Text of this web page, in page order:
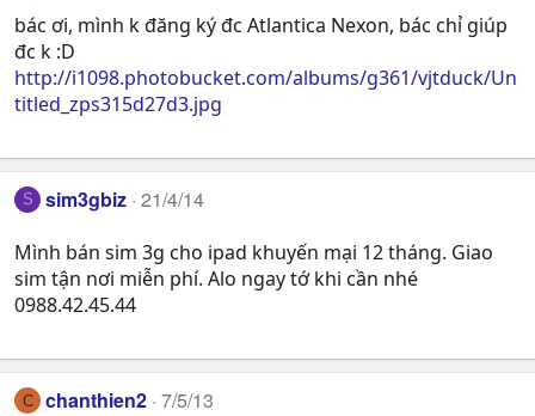
bác ơi, mình k đăng ký đc Atlantica Nexon, bác chỉ giúp
đc k :D
http://i1098.photobucket.com/albums/g361/vjtduck/Un
titled_zps315d27d3.jpg
S sim3gbiz 21/4/14
Mình bán sim 3g cho ipad khuyến mại 12 tháng. Giao
sim tận nơi miễn phí. Alo ngay tớ khi cần nhé
0988.42.45.44
C chanthien2 7/5/13